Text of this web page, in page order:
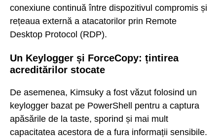
conexiune continuă între dispozitivul compromis și
rețeaua externă a atacatorilor prin Remote
Desktop Protocol (RDP).
Un Keylogger și ForceCopy: țintirea
acreditărilor stocate
De asemenea, Kimsuky a fost văzut folosind un
keylogger bazat pe PowerShell pentru a captura
apăsările de la taste, sporind și mai mult
capacitatea acestora de a fura informații sensibile.